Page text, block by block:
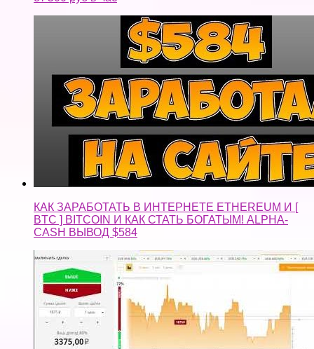
КАК ЗАРАБОТАТЬ В ИНТЕРНЕТЕ ETHEREUM И [
BTC ] BITCOIN И КАК СТАТЬ БОГАТЫМ! ALPHA-
CASH ВЫВОД $584